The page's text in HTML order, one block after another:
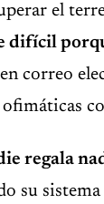
el
en correo
ofimáticas
regala
su